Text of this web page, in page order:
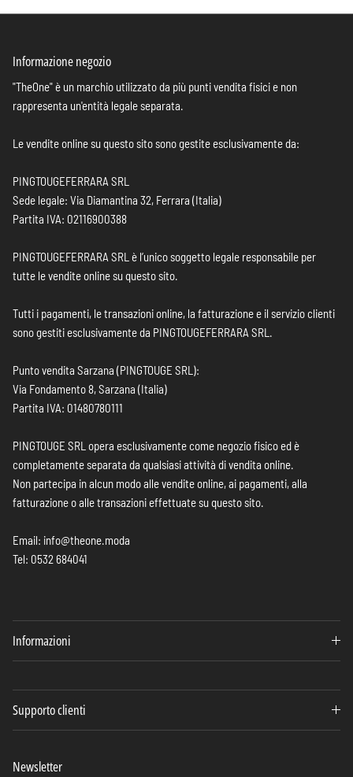
Informazione negozio
"TheOne" è un marchio utilizzato da più punti vendita fisici e non
rappresenta un'entità legale separata.
Le vendite online su questo sito sono gestite esclusivamente da:
PINGTOUGEFERRARA SRL
Sede legale: Via Diamantina 32, Ferrara (Italia)
Partita IVA: 02116900388
PINGTOUGEFERRARA SRL è l’unico soggetto legale responsabile per
tutte le vendite online su questo sito.
Tutti i pagamenti, le transazioni online, la fatturazione e il servizio clienti
sono gestiti esclusivamente da PINGTOUGEFERRARA SRL.
Punto vendita Sarzana (PINGTOUGE SRL):
Via Fondamento 8, Sarzana (Italia)
Partita IVA: 01480780111
PINGTOUGE SRL opera esclusivamente come negozio fisico ed è
completamente separata da qualsiasi attività di vendita online.
Non partecipa in alcun modo alle vendite online, ai pagamenti, alla
fatturazione o alle transazioni effettuate su questo sito.
Email: info@theone.moda
Tel: 0532 684041
Informazioni
Supporto clienti
Newsletter